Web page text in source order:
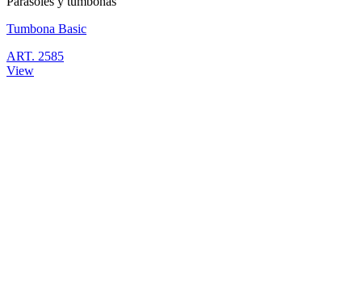
Tumbona Basic
ART. 2585
View